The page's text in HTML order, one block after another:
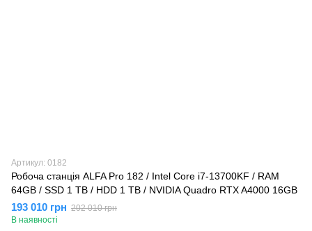
Артикул: 0182
Робоча станція ALFA Pro 182 / Intel Core i7-13700KF / RAM
64GB / SSD 1 TB / HDD 1 TB / NVIDIA Quadro RTX A4000 16GB
193 010 грн 202 010 грн
В наявності